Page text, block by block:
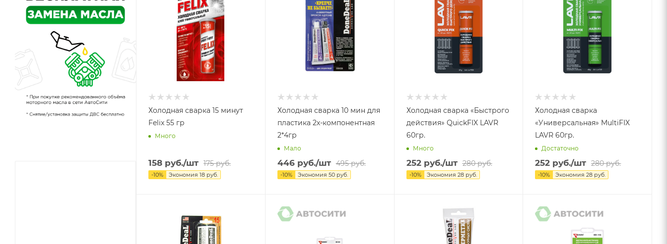
Холодная сварка 15 минут
Felix 55 гр
Много
158 руб./шт 175руб.
-10% Экономия 18 руб.
Холодная сварка 10 мин для
пластика 2х-компонентная
2*4гр
Мало
446руб./шт 495руб.
-10% Экономия 50руб.
Холодная сварка «Быстрого
действия» QuickFIX LAVR
60гр.
Много
252руб./шт 280руб.
-10% Экономия 28руб.
Холодная сварка
«Универсальная» MultiFIX
LAVR 60гр.
Достаточно
252 руб./шт 280руб.
-10% Экономия28 руб.